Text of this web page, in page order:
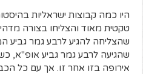
היו כמה קבוצות ישראליות
טקטית מאוד והצליחו בצורה
שהצליחה להגיע לרבע גמר גביע
שהגיעה לרבע גמר גביע אופ"א,
אירופה בזו אחר זו. אך עם כל